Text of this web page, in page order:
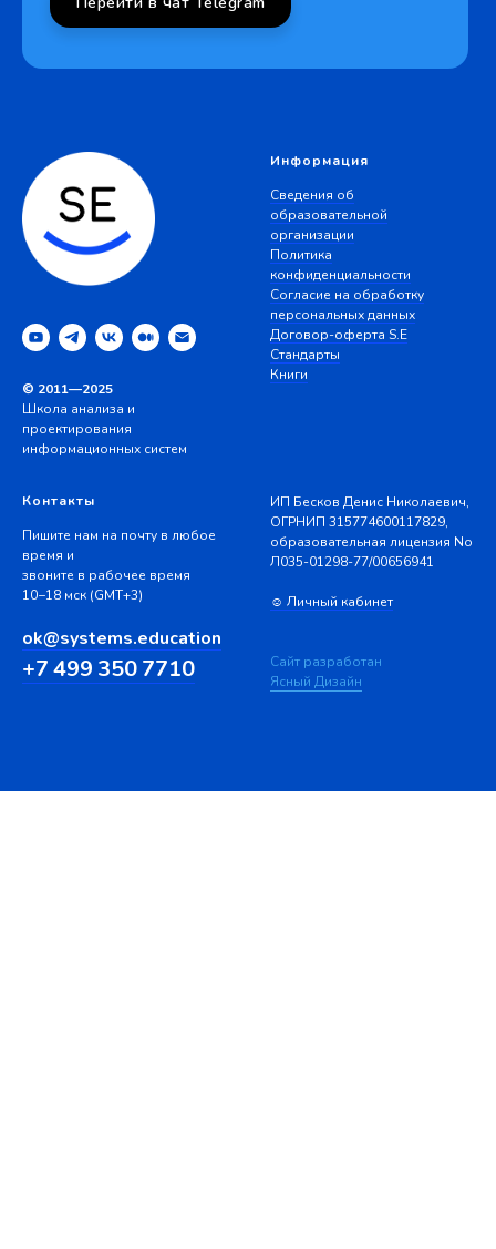
© 2011—2025
Школа анализа и
проектирования
информационных систем
Информация
Сведения об
образовательной
организации
Политика
конфиденциальности
Согласие на обработку
персональных данных
Договор-оферта S.E
Стандарты
Книги
Контакты
Пишите нам на почту в любое
время и
звоните в рабочее время
10−18 мск (GMT+3)
ok@systems.education
+7 499 350 7710
ИП Бесков Денис Николаевич,
ОГРНИП 315774600117829,
образовательная лицензия No
Л035-01298-77/00656941
☺ Личный кабинет
Сайт разработан
Ясный Дизайн